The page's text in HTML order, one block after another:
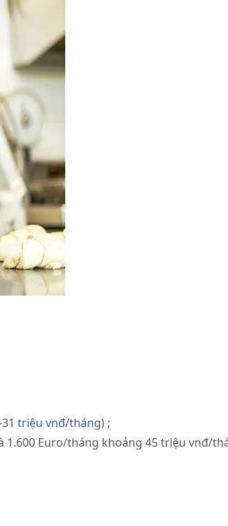
triệu vnđ/tháng) ;
Euro/tháng khoảng 45 triệu vnđ/